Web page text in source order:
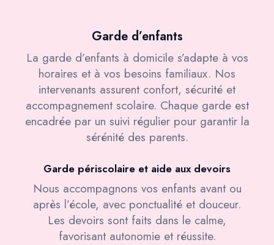
Garde d’enfants
La garde d’enfants à domicile s’adapte à vos
horaires et à vos besoins familiaux. Nos
intervenants assurent confort, sécurité et
accompagnement scolaire. Chaque garde est
encadrée par un suivi régulier pour garantir la
sérénité des parents.
Garde périscolaire et aide aux devoirs
Nous accompagnons vos enfants avant ou
après l’école, avec ponctualité et douceur.
Les devoirs sont faits dans le calme,
favorisant autonomie et réussite.